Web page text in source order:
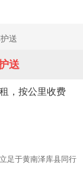
送
送
，按公里收费
足于黄南泽库县同行